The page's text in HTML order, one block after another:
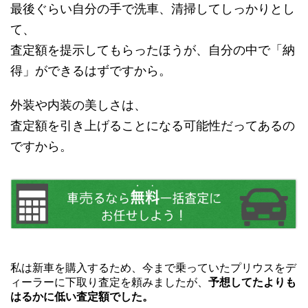
最後ぐらい自分の手で洗車、清掃してしっかりとし
て、
査定額を提示してもらったほうが、自分の中で「納
得」ができるはずですから。
外装や内装の美しさは、
査定額を引き上げることになる可能性だってあるの
ですから。
私は新車を購入するため、今まで乗っていたプリウスをデ
ィーラーに下取り査定を頼みましたが、 予想してたよりも
はるかに低い査定額でした。